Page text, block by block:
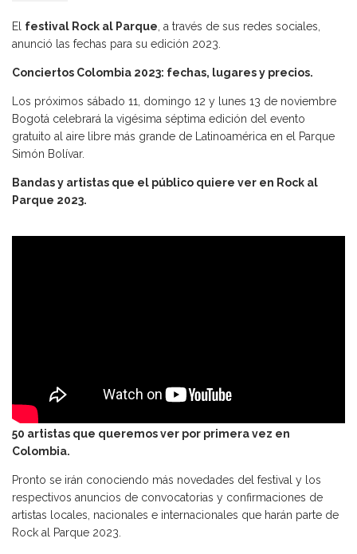
El festival Rock al Parque , a través de sus redes sociales,
anunció las fechas para su edición 2023.
Conciertos Colombia 2023: fechas, lugares y precios.
Los próximos sábado 11, domingo 12 y lunes 13 de noviembre
Bogotá celebrará la vigésima séptima edición del evento
gratuito al aire libre más grande de Latinoamérica en el Parque
Simón Bolívar.
Bandas y artistas que el público quiere ver en Rock al
Parque 2023.
50 artistas que queremos ver por primera vez en
Colombia.
Pronto se irán conociendo más novedades del festival y los
respectivos anuncios de convocatorias y confirmaciones de
artistas locales, nacionales e internacionales que harán parte de
Rock al Parque 2023.